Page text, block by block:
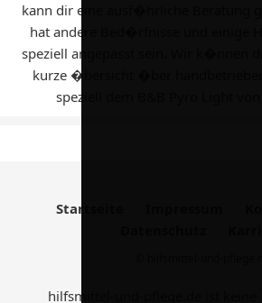
kann dir eine ausf�hrliche Beratung
hat andere Bed�rfnisse und einige
speziell angepasst sein. Wir k�nnen
kurze �bersicht �ber
speziell dem B&B Pyro Light
Startseite
hilfsmittel-und-pflege.de ist keine